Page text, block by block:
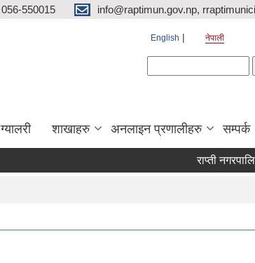
056-550015 info@raptimun.gov.np,
English नेपाली
ग्यालरी शाखाहरु अनलाइन प्रणालीहरु सम्पर्क
राप्ती नगरपालिका